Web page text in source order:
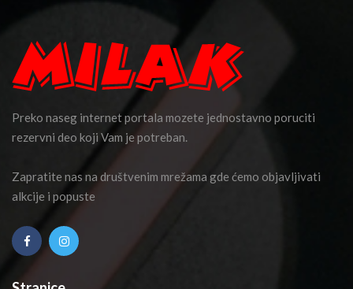
Preko naseg internet portala mozete jednostavno poruciti
rezervni deo koji Vam je potreban.
Zapratite nas na društvenim mrežama gde ćemo objavljivati
alkcije i popuste